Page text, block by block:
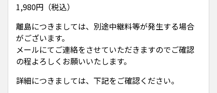
1,980円（税込）
離島につきましては、別途中継料等が発生する場合
がございます。
メールにてご連絡をさせていただきますのでご確認
の程よろしくお願いいたします。
詳細につきましては、下記をご確認ください。